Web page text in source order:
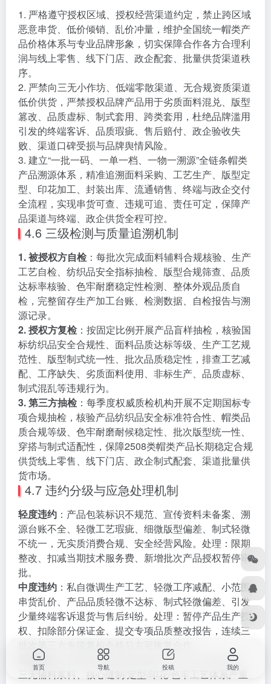
1. 严格遵守授权区域、授权经营渠道约定，禁止跨区域
恶意串货、低价倾销、乱价冲量，维护全国统一帽类产
品价格体系与专业品牌形象，切实保障合作各方合理利
润与线上零售、线下门店、政企配套、批量供货渠道秩
序。
2. 严禁向三无小作坊、低端零散渠道、无合规资质渠道
低价供货，严禁授权品牌产品用于劣质面料混兑、版型
篡改、品质虚标、制式套用、跨类套用，杜绝品牌滥用
引发的终端客诉、品质瑕疵、售后赔付、政企验收失
败、渠道口碑受损与品牌舆情风险。
3. 建立“一批一码、一单一档、一物一溯源”全链条帽类
产品溯源体系，精准追溯面料采购、工艺生产、版型定
型、印花加工、封装出库、流通销售、终端与政企交付
全流程，实现串货可查、违规可追、责任可定，保障产
品渠道与终端、政企供货全程可控。
4.6 三级检测与质量追溯机制
1. 被授权方自检：每批次完成面料辅料合规核验、生产
工艺自检、纺织品安全指标抽检、版型合规筛查、品质
达标率核验、色牢耐磨稳定性检测、整体外观品质自
检，完整留存生产加工台账、检测数据、自检报告与溯
源记录。
2. 授权方复检：按固定比例开展产品盲样抽检，核验国
标纺织品安全合规性、面料品质达标等级、生产工艺规
范性、版型制式统一性、批次品质稳定性，排查工艺减
配、工序缺失、劣质面料使用、非标生产、品质虚标、
制式混乱等违规行为。
3. 第三方抽检：每季度权威质检机构开展不定期国标专
项合规抽检，核验产品纺织品安全标准符合性、帽类品
质合规等级、色牢耐磨耐候稳定性、批次版型统一性、
穿搭与制式适配性，保障2508类帽类产品长期稳定合规
供货线上零售、线下门店、政企制式配套、渠道批量供
货市场。
4.7 违约分级与应急处理机制
轻度违约 ：产品包装标识不规范、宣传资料未备案、溯
源台账不全、轻微工艺瑕疵、细微版型偏差、制式轻微
不统一，无实质消费合规、安全经营风险。处理：限期
整改、扣减当期技术服务费、新增批次产品授权暂停审
批。
中度违约 ：私自微调生产工艺、轻微工序减配、小范围
串货乱价、产品品质轻微不达标、制式轻微偏差、引发
少量终端客诉退货与售后纠纷。处理：暂停产品生产授
权、扣除部分保证金、提交专项品质整改报告，连续三
批次第三方专项复检合格后方可恢复合作。
重度违约
：批量使用劣质回收面料、安全不达标材质、
三无辅料浆料、核心缝制/定型/印花/色牢工艺体系严重
首页 导航 投稿 我的